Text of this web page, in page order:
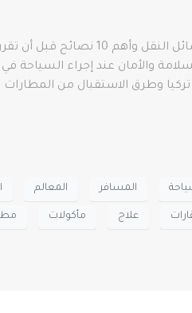
السلامة والأمان عند إجراء
وطرق الاستقبال من المطارات
المسافر المعالم
علاج مأكولات